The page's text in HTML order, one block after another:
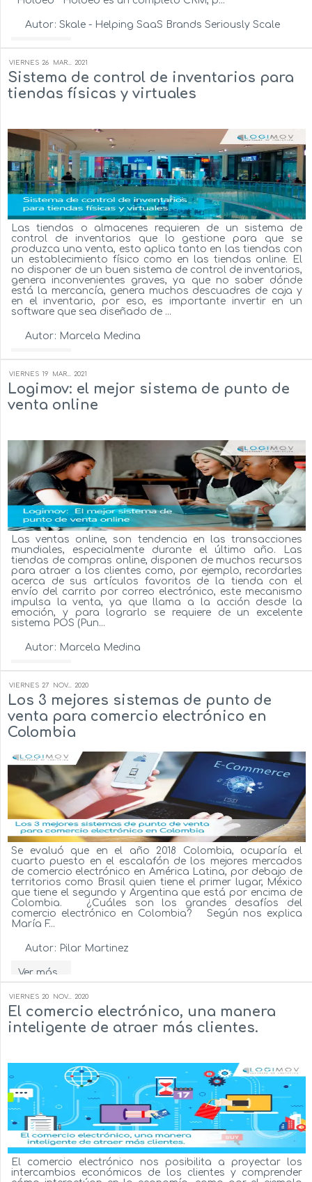
Autor: Skale - Helping SaaS Brands Seriously Scale
VIERNES 26 MAR... 2021
Sistema de control de inventarios para
tiendas físicas y virtuales
Las tiendas o almacenes requieren de un sistema de
control de inventarios que lo gestione para que se
produzca una venta, esto aplica tanto en las tiendas con
un establecimiento físico como en las tiendas online. El
no disponer de un buen sistema de control de inventarios,
genera inconvenientes graves, ya que no saber dónde
está la mercancía, genera muchos descuadres de caja y
en el inventario, por eso, es importante invertir en un
software que sea diseñado de ...
Autor: Marcela Medina
VIERNES 19 MAR... 2021
Logimov: el mejor sistema de punto de
venta online
Las ventas online, son tendencia en las transacciones
mundiales, especialmente durante el último año. Las
tiendas de compras online, disponen de muchos recursos
para atraer a los clientes como, por ejemplo, recordarles
acerca de sus artículos favoritos de la tienda con el
envío del carrito por correo electrónico, este mecanismo
impulsa la venta, ya que llama a la acción desde la
emoción, y para lograrlo se requiere de un excelente
sistema POS (Pun...
Autor: Marcela Medina
VIERNES 27 NOV... 2020
Los 3 mejores sistemas de punto de
venta para comercio electrónico en
Colombia
Se evaluó que en el año 2018 Colombia, ocuparía el
cuarto puesto en el escalafón de los mejores mercados
de comercio electrónico en América Latina, por debajo de
territorios como Brasil quien tiene el primer lugar, México
que tiene el segundo y Argentina que está por encima de
Colombia. ¿Cuáles son los grandes desafíos del
comercio electrónico en Colombia? Según nos explica
María F...
Autor: Pilar Martinez
Ver más...
VIERNES 20 NOV... 2020
El comercio electrónico, una manera
inteligente de atraer más clientes.
El comercio electrónico nos posibilita a proyectar los
intercambios económicos de los clientes y comprender